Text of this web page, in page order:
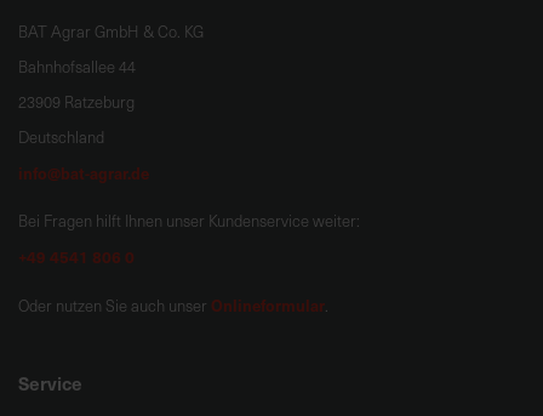
BAT Agrar GmbH & Co. KG
Bahnhofsallee 44
23909 Ratzeburg
Deutschland
info@bat-agrar.de
Bei Fragen hilft Ihnen unser Kundenservice weiter:
+49 4541 806 0
Oder nutzen Sie auch unser Onlineformular.
Service